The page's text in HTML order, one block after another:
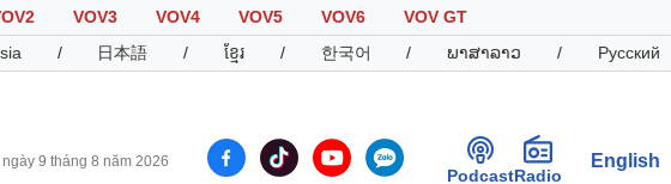
VOV3 VOV4 VOV5 VOV6
VOV GT
/ 日本語 / ខ្មែរ / 한국어 / ພາສາລາວ / Русский
9 tháng 8 năm 2026
PodcastRadio
English